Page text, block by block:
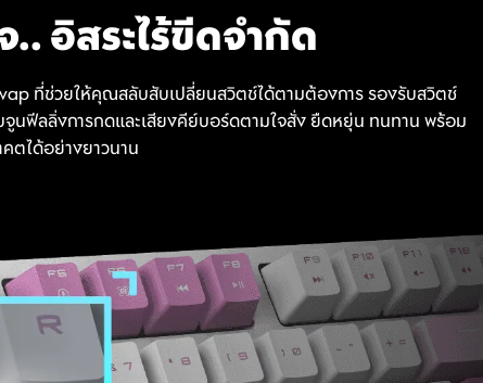
อิสระไร้ขีดจำกัด
ที่ช่วยให้คุณสลับสับเปลี่ยนสวิตช์ได้ตามต้องการ รองรับสวิตช์
ฟีลลิ่งการกดและเสียงคีย์บอร์ดตามใจสั่ง ยืดหยุ่น ทนทาน พร้อม
ตได้อย่างยาวนาน